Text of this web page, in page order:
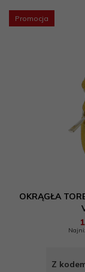
skóra
skóra
skóra
zamsz
GENUINE
VITTORIA
Promocja
OKRĄGŁA
Z